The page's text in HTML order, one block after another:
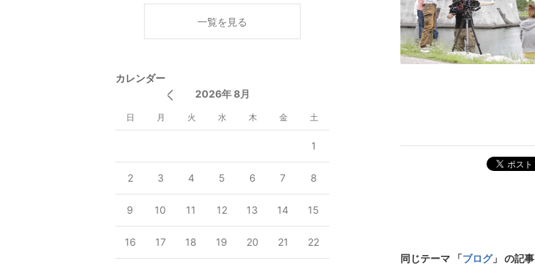
ポスト
同じテーマ 「ブログ」 の記事
一覧を見る
カレンダー
2026年 8月
日 月 火 水 木 金 土
1
2 3 4 5 6 7 8
9 10 11 12 13 14 15
16 17 18 19 20 21 22